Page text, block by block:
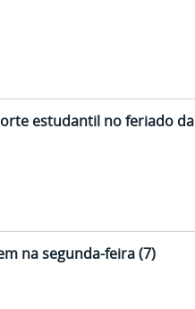
estudantil no feriado da
na segunda-feira (7)